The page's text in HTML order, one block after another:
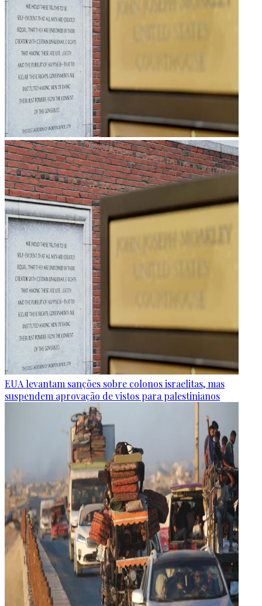
EUA levantam sanções sobre colonos israelitas, mas
suspendem aprovação de vistos para palestinianos